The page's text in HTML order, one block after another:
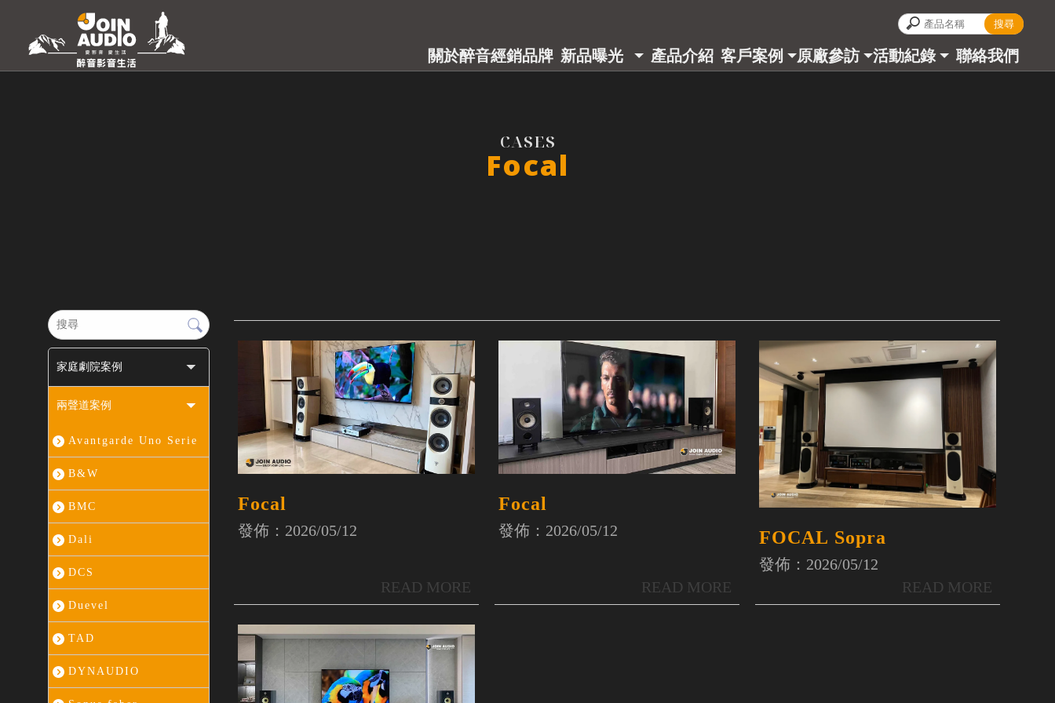
關於醉音經銷品牌 新品曝光 產品介紹 客戶案例 原廠參訪 活動紀錄 聯絡我們
Focal
家庭劇院案例
兩聲道案例
Avantgarde Uno Serie
B&W
BMC
Dali
DCS
Duevel
TAD
DYNAUDIO
Focal
發佈：2026/05/12
Focal
發佈：2026/05/12 FOCAL Sopra
發佈：2026/05/12